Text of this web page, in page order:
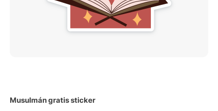
Musulmán gratis sticker